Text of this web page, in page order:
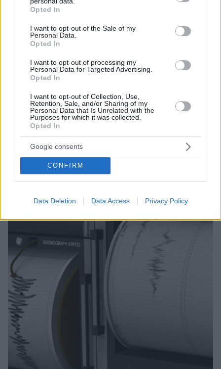
grant or deny consent to Google and its third-party tags to
use your data for below specified purposes in below Google
consent section.
Opted In
I want to opt-out of the Sale of my
Personal Data.
Opted In
I want to opt-out of processing my
Personal Data for Targeted Advertising.
Opted In
I want to opt-out of Collection, Use,
Retention, Sale, and/or Sharing of my
Personal Data that Is Unrelated with the
Purposes for which it was collected.
Opted In
Google consents
CONFIRM
Data Deletion Data Access Privacy Policy
«Υποψήφιοι ενοικιαστές» λήστεψαν 92χρονο στην
Εύβοια
Οι δράστες κλείδωσαν τον ηλικιωμένο σε δωμάτιο
αφού πρώτα άρπαξαν από το χέρι του ένα πανάκριβο
ρολόι αξίας πολλών χιλιάδων ευρώ
24.11.2022, 12:32 5